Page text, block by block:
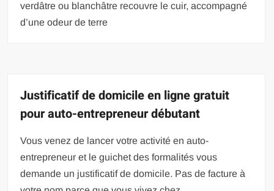
verdâtre ou blanchâtre recouvre le cuir, accompagné
d’une odeur de terre
Justificatif de domicile en ligne gratuit
pour auto-entrepreneur débutant
Vous venez de lancer votre activité en auto-
entrepreneur et le guichet des formalités vous
demande un justificatif de domicile. Pas de facture à